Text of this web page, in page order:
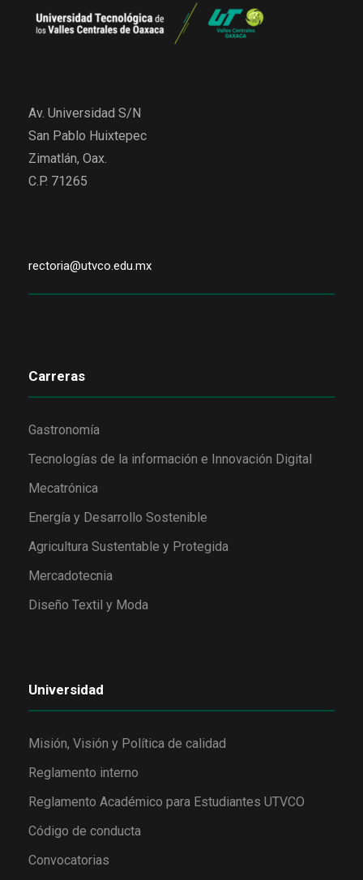
Av. Universidad S/N
San Pablo Huixtepec
Zimatlán, Oax.
C.P. 71265
rectoria@utvco.edu.mx
Carreras
Gastronomía
Tecnologías de la información e Innovación Digital
Mecatrónica
Energía y Desarrollo Sostenible
Agricultura Sustentable y Protegida
Mercadotecnia
Diseño Textil y Moda
Universidad
Misión, Visión y Política de calidad
Reglamento interno
Reglamento Académico para Estudiantes UTVCO
Código de conducta
Convocatorias